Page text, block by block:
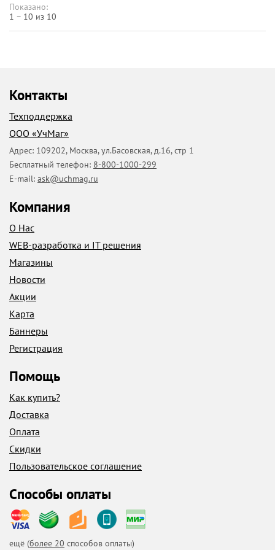
Показано:
1 – 10 из 10
Контакты
Техподдержка
ООО «УчМаг»
Адрес: 109202, Москва,ул.Басовская, д.16, стр 1
Бесплатный телефон: 8-800-1000-299
E-mail: ask@uchmag.ru
Компания
О Нас
WEB-разработка и IT решения
Магазины
Новости
Акции
Карта
Баннеры
Регистрация
Помощь
Как купить?
Доставка
Оплата
Скидки
Пользовательское соглашение
Способы оплаты
ещё (более 20 способов оплаты)